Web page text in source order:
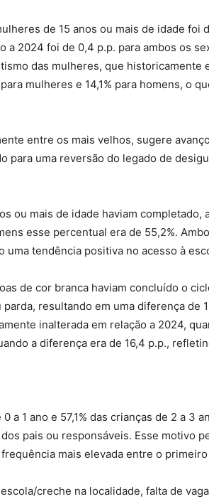
de 15 anos ou mais de idade foi
a 2024 foi de 0,4 p.p. para ambos os
das mulheres, que historicamente
mulheres e 14,1% para homens, o
entre os mais velhos, sugere
para uma reversão do legado de
ou mais de idade haviam completado,
esse percentual era de 55,2%.
tendência positiva no acesso à
de cor branca haviam concluído o
resultando em uma diferença de
inalterada em relação a 2024,
a diferença era de 16,4 p.p.,
a 1 ano e 57,1% das crianças de 2 a 3
pais ou responsáveis. Esse motivo
mais elevada entre o
creche na localidade, falta de